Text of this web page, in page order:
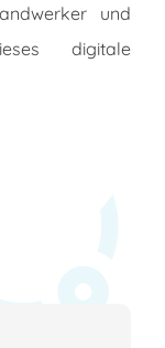
und
digitale